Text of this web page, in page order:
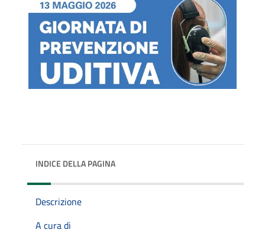
INDICE DELLA PAGINA
Descrizione
A cura di